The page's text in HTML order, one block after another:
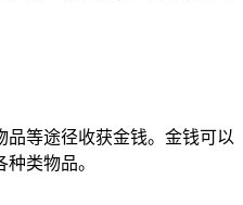
等途径收获金钱。金钱可以
类物品。